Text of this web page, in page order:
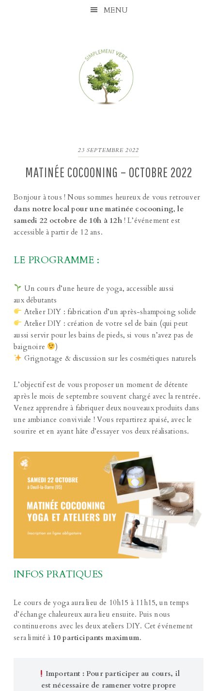
MENU
23 SEPTEMBRE 2022
MATINÉE COCOONING – OCTOBRE 2022
Bonjour à tous ! Nous sommes heureux de vous retrouver
dans notre local pour une matinée cocooning,le
samedi 22 octobre de 10h à 12h! L’événement est
accessible à partir de 12 ans.
LE PROGRAMME :
Un cours d’une heure de yoga, accessible aussi
aux débutants
Atelier DIY : fabrication d’un après-shampoing solide
Atelier DIY : création de votre sel de bain (qui peut
aussi servir pour les bains de pieds, si vous n’avez pas de
baignoire
)
Grignotage & discussion sur les cosmétiques naturels
L’objectif est de vous proposer un moment de détente
après le mois de septembre souvent chargé avec la rentrée.
Venez apprendre à fabriquer deux nouveaux produits dans
une ambiance conviviale ! Vous repartirez apaisé, avec le
sourire et en ayant hâte d’essayer vos deux réalisations.
INFOS PRATIQUES
Le cours de yoga aura lieu de 10h15 à 11h15, un temps
d’échange chaleureux aura lieu ensuite. Puis nous
continuerons avec les deux ateliers DIY. Cet événement
sera limité à 10 participants maximum.
Important : Pour participer au cours, il
est nécessaire de ramener votre propre